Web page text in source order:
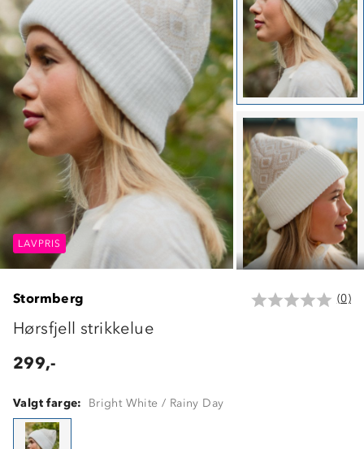
LAVPRIS LAVPRIS
LAVPRIS
Stormberg (0)
Hørsfjell strikkelue
299,-
Valgt farge: Bright White / Rainy Day